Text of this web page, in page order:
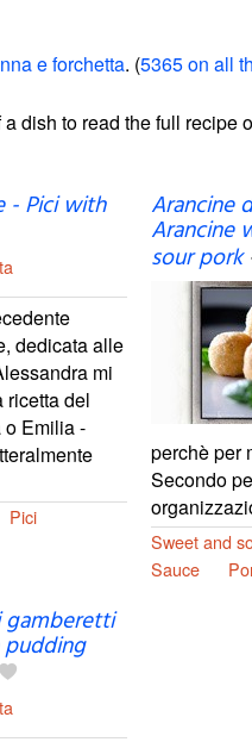
e forchetta. (5365 on all
dish to read the full recipe
- Pici with
dedicata alle
mi
ricetta del
o Emilia -
Pici
Arancine
Arancine
sour pork
perchè per
Secondo
Sweet and
Sauce
gamberetti